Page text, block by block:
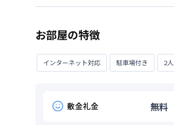
お部屋の特徴
インターネット対応 駐車場付き 2
敷金礼金 無料